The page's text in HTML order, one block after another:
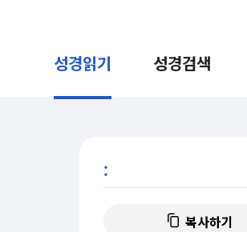
성경읽기 성경검색
:
복사하기